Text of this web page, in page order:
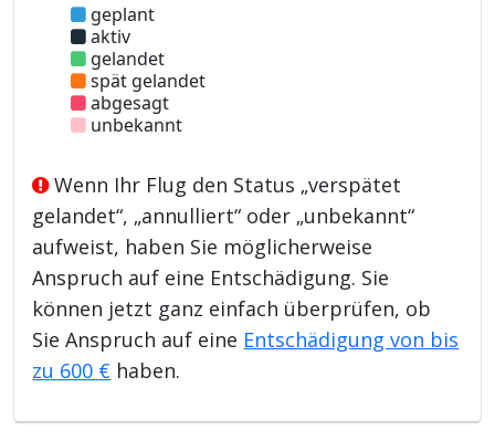
geplant
aktiv
gelandet
spät gelandet
abgesagt
unbekannt
Wenn Ihr Flug den Status „verspätet
gelandet“, „annulliert“ oder „unbekannt“
aufweist, haben Sie möglicherweise
Anspruch auf eine Entschädigung. Sie
können jetzt ganz einfach überprüfen, ob
Sie Anspruch auf eine Entschädigung von bis
zu 600 € haben.